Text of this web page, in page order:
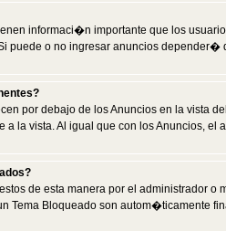
informaci�n importante que los
puede o no ingresar anuncios
por debajo de los Anuncios en la
a la vista. Al igual que con los Anuncios,
de esta manera por el administrador
Tema Bloqueado son autom�ticamente